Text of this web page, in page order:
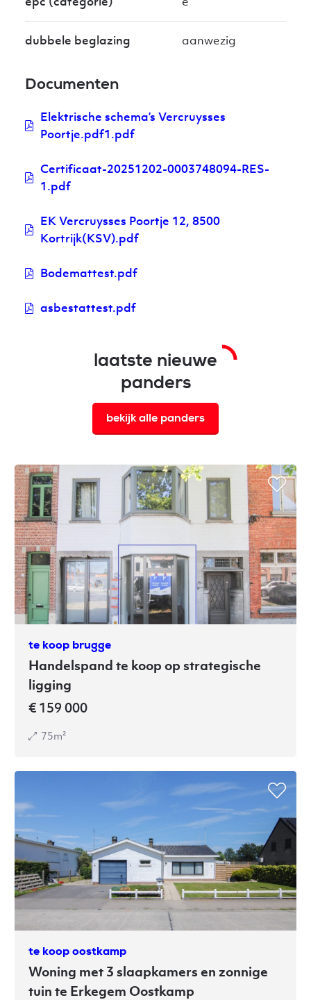
dubbele beglazing aanwezig
Documenten
Elektrische schema’s Vercruysses
Poortje.pdf1.pdf
Certificaat-20251202-0003748094-RES-
1.pdf
EK Vercruysses Poortje 12, 8500
Kortrijk(KSV).pdf
Bodemattest.pdf
asbestattest.pdf
laatste nieuwe
panders
bekijk alle panders
te koop brugge
Handelspand te koop op strategische
ligging
€ 159 000
75m²
te koop oostkamp
Woning met 3 slaapkamers en zonnige
tuin te Erkegem Oostkamp